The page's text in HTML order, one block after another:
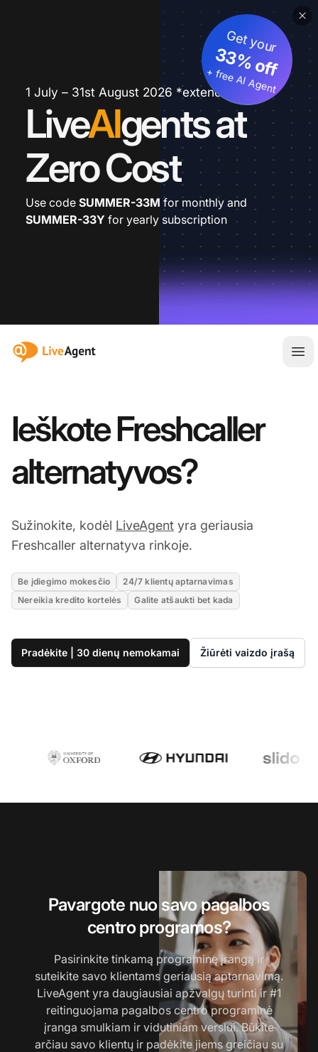
1 July – 31st August 2026 *extended
LiveAIgents at
Zero Cost
Get your
33% off
+ free AI Agent
Use code SUMMER-33M for monthly and
SUMMER-33Y for yearly subscription
:site.title
Ieškote Freshcaller
alternatyvos?
Sužinokite, kodėl LiveAgent yra geriausia
Freshcaller alternatyva rinkoje.
Be įdiegimo mokesčio
24/7 klientų aptarnavimas
Nereikia kredito kortelės
Galite atšaukti bet kada
Pradėkite | 30 dienų nemokamai Žiūrėti vaizdo įrašą
Pavargote nuo savo pagalbos
centro programos?
Pasirinkite tinkamą programinę įrangą ir
suteikite savo klientams geriausią aptarnavimą.
LiveAgent yra daugiausiai apžvalgų turinti ir #1
reitinguojama pagalbos centro programinė
įranga smulkiam ir vidutiniam verslui. Būkite
arčiau savo klientų ir padėkite jiems greičiau su